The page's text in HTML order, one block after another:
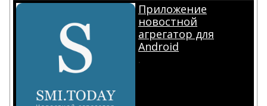
Приложение
новостной
агрегатор для
Android
.